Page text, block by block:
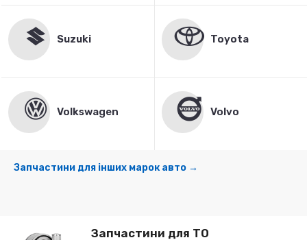
Suzuki Toyota
Volkswagen Volvo
Запчастини для інших марок авто →
Запчастини для ТО